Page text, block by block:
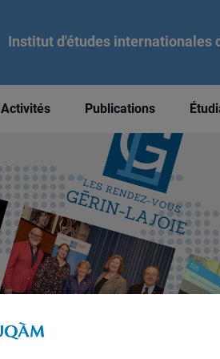
Institut d'études internationales
Activités Publications